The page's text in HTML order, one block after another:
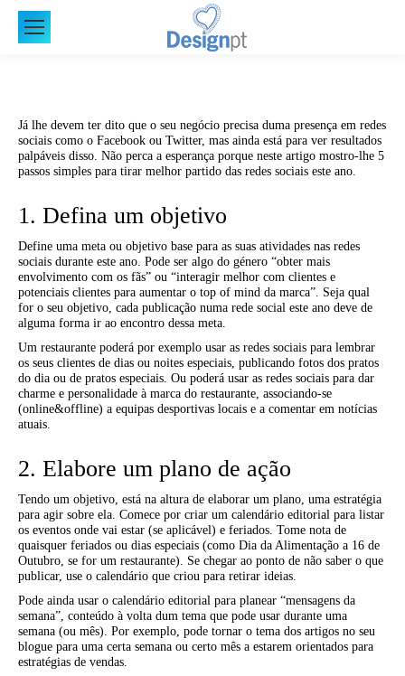
Já lhe devem ter dito que o seu negócio precisa duma presença em redes
sociais como o Facebook ou Twitter, mas ainda está para ver resultados
palpáveis disso. Não perca a esperança porque neste artigo mostro-lhe 5
passos simples para tirar melhor partido das redes sociais este ano.
1. Defina um objetivo
Define uma meta ou objetivo base para as suas atividades nas redes
sociais durante este ano. Pode ser algo do género “obter mais
envolvimento com os fãs” ou “interagir melhor com clientes e
potenciais clientes para aumentar o top of mind da marca”. Seja qual
for o seu objetivo, cada publicação numa rede social este ano deve de
alguma forma ir ao encontro dessa meta.
Um restaurante poderá por exemplo usar as redes sociais para lembrar
os seus clientes de dias ou noites especiais, publicando fotos dos pratos
do dia ou de pratos especiais. Ou poderá usar as redes sociais para dar
charme e personalidade à marca do restaurante, associando-se
(online&offline) a equipas desportivas locais e a comentar em notícias
atuais.
2. Elabore um plano de ação
Tendo um objetivo, está na altura de elaborar um plano, uma estratégia
para agir sobre ela. Comece por criar um calendário editorial para listar
os eventos onde vai estar (se aplicável) e feriados. Tome nota de
quaisquer feriados ou dias especiais (como Dia da Alimentação a 16 de
Outubro, se for um restaurante). Se chegar ao ponto de não saber o que
publicar, use o calendário que criou para retirar ideias.
Pode ainda usar o calendário editorial para planear “mensagens da
semana”, conteúdo à volta dum tema que pode usar durante uma
semana (ou mês). Por exemplo, pode tornar o tema dos artigos no seu
blogue para uma certa semana ou certo mês a estarem orientados para
estratégias de vendas.